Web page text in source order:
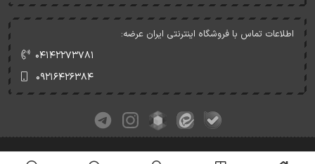
اطلاعات تماس با فروشگاه اینترنتی ایران عرضه:
۰۴۱۴۲۲۷۳۷۸۱
۰۹۲۱۶۴۲۶۳۸۴
کلیه حقوق این وبسایت متعلق به ایران عرضه می‌باشد.